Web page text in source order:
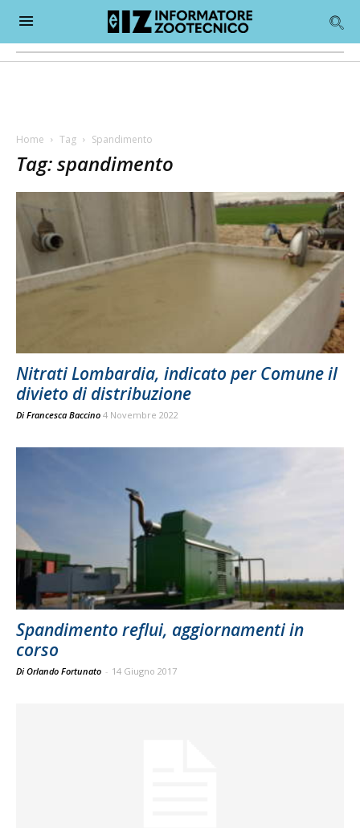
Home Tag Spandimento
Tag: spandimento
Nitrati Lombardia, indicato per Comune il
divieto di distribuzione
Di Francesca Baccino 4 Novembre 2022
Spandimento reflui, aggiornamenti in
corso
Di Orlando Fortunato - 14 Giugno 2017